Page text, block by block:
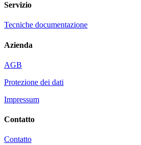
Servizio
Tecniche documentazione
Azienda
AGB
Protezione dei dati
Impressum
Contatto
Contatto